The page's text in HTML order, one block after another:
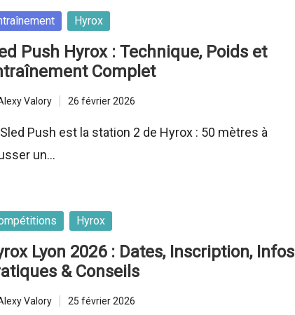
Hyrox
Push Hyrox : Technique, Poids et
Complet
Valory 26 février 2026
Push est la station 2 de Hyrox : 50 mètres à
un…
Hyrox
Lyon 2026 : Dates, Inscription, Infos
& Conseils
Valory 25 février 2026